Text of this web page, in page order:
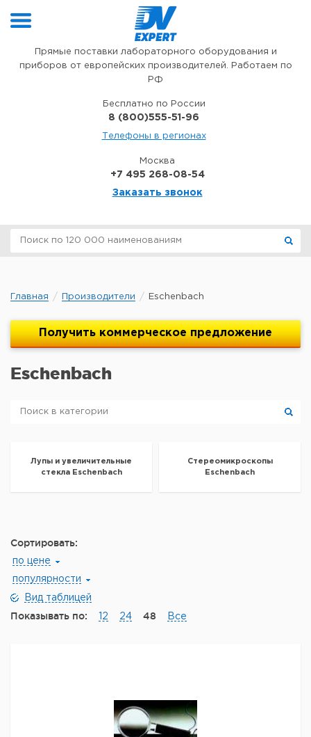
Прямые поставки лабораторного оборудования и
приборов от европейских производителей. Работаем по
РФ
Бесплатно по России
8 (800)555-51-96
Телефоны в регионах
Москва
+7 495 268-08-54
Заказать звонок
Главная Производители Eschenbach
Получить коммерческое предложение
Eschenbach
Лупы и увеличительные
стекла Eschenbach
Стереомикроскопы
Eschenbach
Сортировать:
по цене
популярности
Вид таблицей
Показывать по: 12 24 48 Все